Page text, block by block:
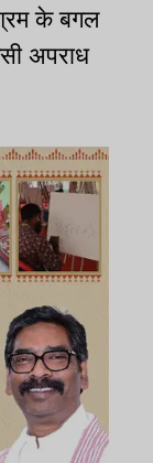
के बगल
अपराध